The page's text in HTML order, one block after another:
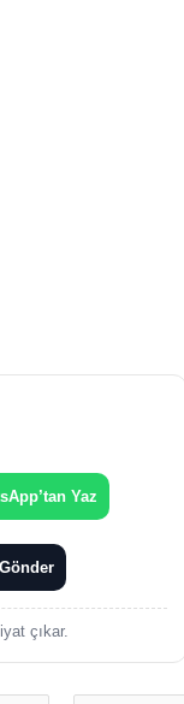
Yaz
çıkar.